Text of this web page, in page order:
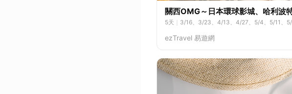
關西OMG～日本環球影城、哈利波
5天
3/16、3/23、4/13、4/27、5/4、5/11、
ezTravel 易遊網